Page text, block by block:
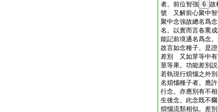
者。前位智強 6 故
號 又解前心聚中智
聚中念強故總名爲
名。以實而言各熏
能記前境通名爲念
故言如念種子。是
差別 又如芽等中有
莖等果。功能差別
若執現行煩惱之外
名煩惱種子者。應
行念。亦應別有不
生後念。此念既不
煩惱流類相似。差